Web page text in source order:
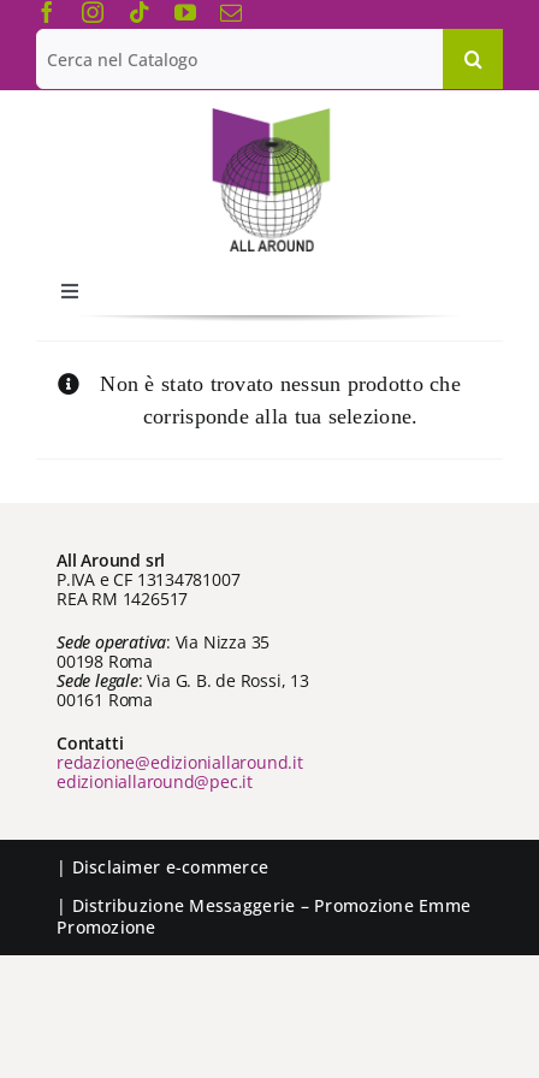
Salta
contenuto
Cerca
per:
Toggle
Navigation
Non è stato trovato nessun prodotto che
corrisponde alla tua selezione.
All Around srl
P.IVA e CF 13134781007
REA RM 1426517
Sede operativa: Via Nizza 35
00198 Roma
Sede legale: Via G. B. de Rossi, 13
00161 Roma
Contatti
redazione@edizioniallaround.it
edizioniallaround@pec.it
| Disclaimer e-commerce
| Distribuzione Messaggerie – Promozione Emme
Promozione